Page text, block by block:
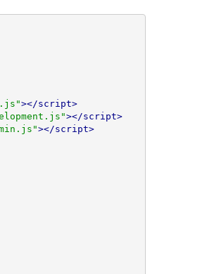
></script>
></script>
></script>